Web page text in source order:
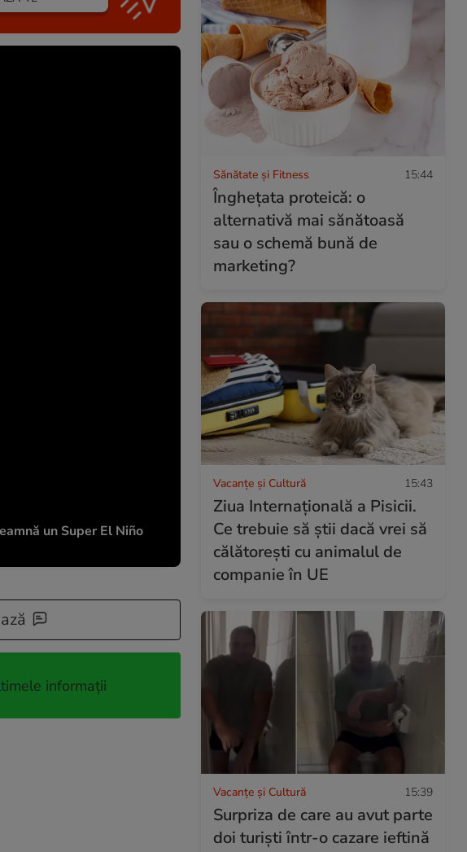
un Super El Niño
informații
Sănătate și Fitness 15:44
Înghețata proteică: o
alternativă mai sănătoasă
sau o schemă bună de
marketing?
Vacanțe și Cultură 15:43
Ziua Internațională a Pisicii.
Ce trebuie să știi dacă vrei să
călătorești cu animalul de
companie în UE
Vacanțe și Cultură 15:39
Surpriza de care au avut parte
doi turiști într-o cazare ieftină